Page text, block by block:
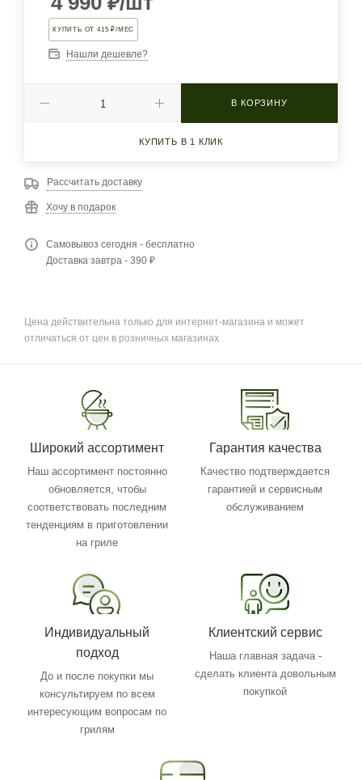
КУПИТЬ ОТ 415 ₽/МЕС
Нашли дешевле?
В КОРЗИНУ
КУПИТЬ В 1 КЛИК
Рассчитать доставку
Хочу в подарок
Самовывоз сегодня - бесплатно
Доставка завтра - 390 ₽
Цена действительна только для интернет-магазина и может
отличаться от цен в розничных магазинах
Широкий ассортимент
Наш ассортимент постоянно
обновляется, чтобы
соответствовать последним
тенденциям в приготовлении
на гриле
Гарантия качества
Качество подтверждается
гарантией и сервисным
обслуживанием
Индивидуальный
подход
До и после покупки мы
консультируем по всем
интересующим вопросам по
грилям
Клиентский сервис
Наша главная задача -
сделать клиента довольным
покупкой